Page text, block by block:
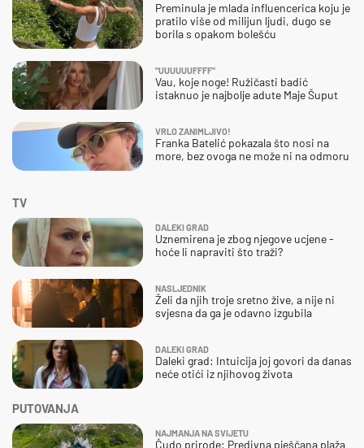
Preminula je mlada influencerica koju je
pratilo više od milijun ljudi, dugo se
borila s opakom bolešću
"UUUUUUFFFF"
Vau, koje noge! Ružičasti badić
istaknuo je najbolje adute Maje Šuput
VRLO ZANIMLJIVO!
Franka Batelić pokazala što nosi na
more, bez ovoga ne može ni na odmoru
TV
DALEKI GRAD
Uznemirena je zbog njegove ucjene -
hoće li napraviti što traži?
NASLJEDNIK
Želi da njih troje sretno žive, a nije ni
svjesna da ga je odavno izgubila
DALEKI GRAD
Daleki grad: Intuicija joj govori da danas
neće otići iz njihovog života
PUTOVANJA
NAJMANJA NA SVIJETU
Čudo prirode: Predivna pješčana plaža